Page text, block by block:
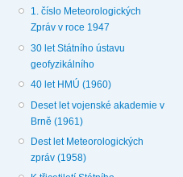
1. číslo Meteorologických
Zpráv v roce 1947
30 let Státního ústavu
geofyzikálního
40 let HMÚ (1960)
Deset let vojenské akademie v
Brně (1961)
Dest let Meteorologických
zpráv (1958)